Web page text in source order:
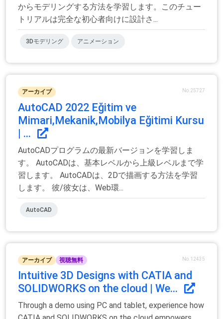
からモデリングする方法を学習します。このチュー
トリアルは完全な初心者向けに設計さ...
3Dモデリング アニメーション
アーカイブ No.25727
AutoCAD 2022 Eğitim ve
Mimari,Mekanik,Mobilya Eğitimi Kursu
| ...
AutoCADプログラムの最新バージョンを学習しま
す。 AutoCADは、基本レベルから上級レベルまで学
習します。 AutoCADは、2Dで描画する方法を学習
します。 彼/彼女は、Web環...
AutoCAD
アーカイブ 視聴無料 No.12435
Intuitive 3D Designs with CATIA and
SOLIDWORKS on the cloud | We...
Through a demo using PC and tablet, experience how